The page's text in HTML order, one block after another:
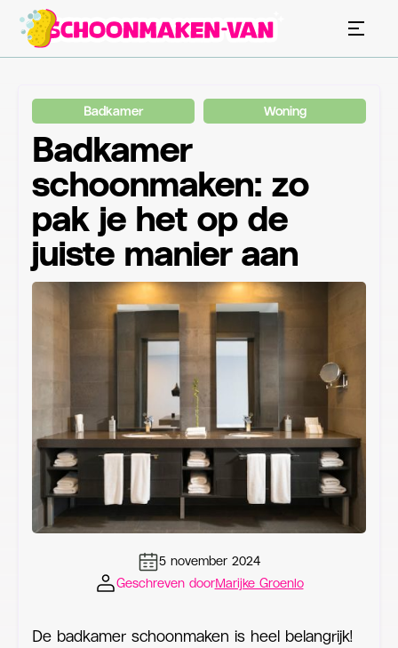
Badkamer Woning
Badkamer
schoonmaken: zo
pak je het op de
juiste manier aan
5 november 2024
Geschreven doorMarijke Groenlo
De badkamer schoonmaken is heel belangrijk!